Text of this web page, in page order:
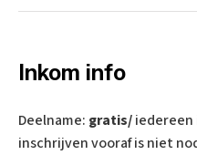
Inkom info
Deelname: gratis/iedereen
inschrijven vooraf is niet